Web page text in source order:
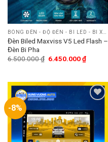
Đèn Biled Maxviss V5 Led Flash –
Đèn Bi Pha
6.500.000₫ 6.450.000₫
-8%
wishlist